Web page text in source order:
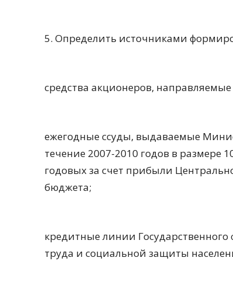
5. Определить источниками
средства акционеров,
ежегодные ссуды, выдаваемые
течение 2007-2010 годов в размере
годовых за счет прибыли
бюджета;
кредитные линии
труда и социальной защиты